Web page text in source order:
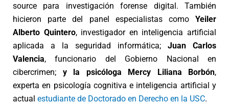
source para investigación forense digital. También
hicieron parte del panel especialistas como Yeiler
Alberto Quintero, investigador en inteligencia artificial
aplicada a la seguridad informática; Juan Carlos
Valencia, funcionario del Gobierno Nacional en
cibercrimen; y la psicóloga Mercy Liliana Borbón,
experta en psicología cognitiva e inteligencia artificial y
actual estudiante de Doctorado en Derecho en la USC.